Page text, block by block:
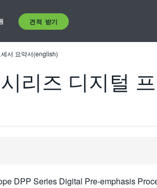
견적 받기
서 요약서(english)
리즈 디지털
DPP Series Digital Pre-emphasis